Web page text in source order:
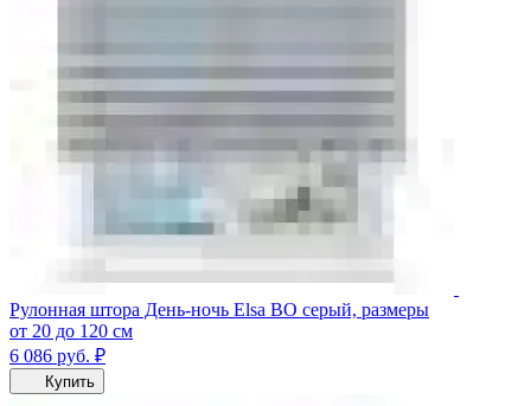
Рулонная штора День-ночь Elsa ВО серый, размеры
от 20 до 120 см
6 086 руб. ₽
Купить